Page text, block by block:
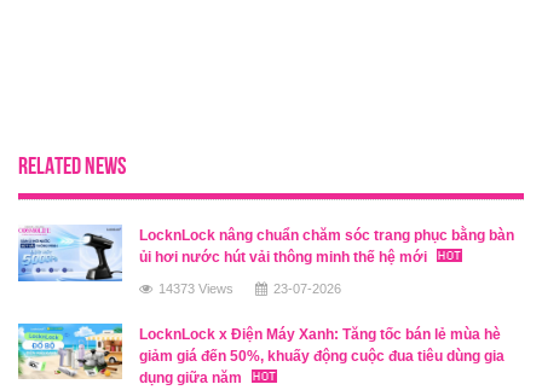
RELATED NEWS
LocknLock nâng chuẩn chăm sóc trang phục bằng bàn
ủi hơi nước hút vải thông minh thế hệ mới
14373 Views 23-07-2026
LocknLock x Điện Máy Xanh: Tăng tốc bán lẻ mùa hè
giảm giá đến 50%, khuấy động cuộc đua tiêu dùng gia
dụng giữa năm